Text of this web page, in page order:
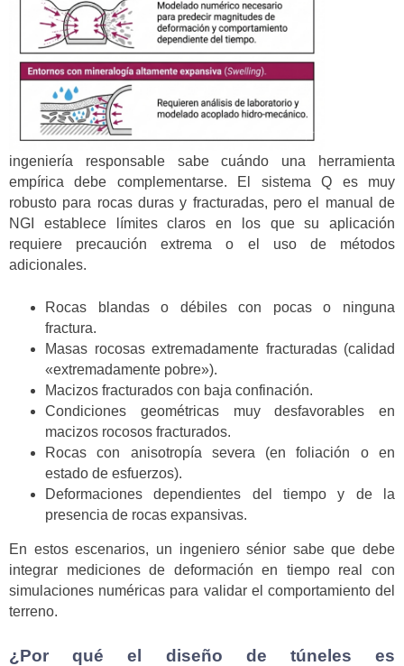
ingeniería responsable sabe cuándo una herramienta
empírica debe complementarse. El sistema Q es muy
robusto para rocas duras y fracturadas, pero el manual de
NGI establece límites claros en los que su aplicación
requiere precaución extrema o el uso de métodos
adicionales.
Rocas blandas o débiles con pocas o ninguna
fractura.
Masas rocosas extremadamente fracturadas (calidad
«extremadamente pobre»).
Macizos fracturados con baja confinación.
Condiciones geométricas muy desfavorables en
macizos rocosos fracturados.
Rocas con anisotropía severa (en foliación o en
estado de esfuerzos).
Deformaciones dependientes del tiempo y de la
presencia de rocas expansivas.
En estos escenarios, un ingeniero sénior sabe que debe
integrar mediciones de deformación en tiempo real con
simulaciones numéricas para validar el comportamiento del
terreno.
¿Por qué el diseño de túneles es